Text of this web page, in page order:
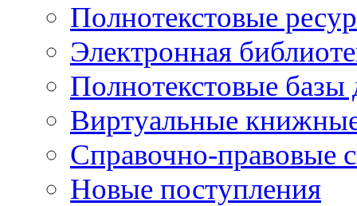
Полнотекстовые
Электронная
Полнотекстовые
Виртуальные
Справочно-правовые
Новые поступления